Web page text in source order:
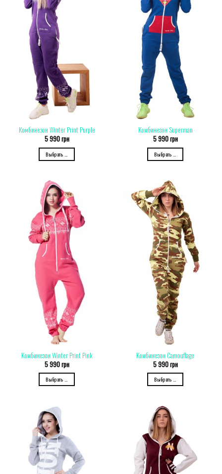
Комбинезон Winter Print Purple
5 990грн
Выбрать ...
Комбинезон Superman
5 990грн
Выбрать ...
Комбинезон Winter Print Pink
5 990грн
Выбрать ...
Комбинезон Camouflage
5 990грн
Выбрать ...